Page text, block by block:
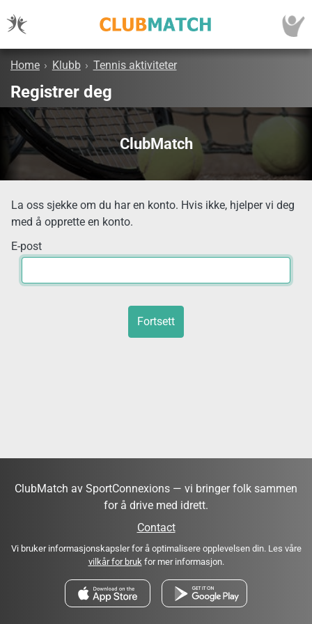
Home › Klubb › Tennis aktiviteter
Registrer deg
ClubMatch
La oss sjekke om du har en konto. Hvis ikke, hjelper vi deg
med å opprette en konto.
E-post
Fortsett
ClubMatch av SportConnexions — vi bringer folk sammen
for å drive med idrett.
Contact
Vi bruker informasjonskapsler for å optimalisere opplevelsen din. Les våre
vilkår for brukfor mer informasjon.